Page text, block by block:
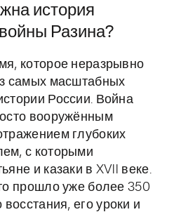
история
Разина?
которое неразрывно
самых масштабных
России. Война
вооружённым
глубоких
с которыми
и казаки в XVII веке.
прошло уже более 350
восстания, его уроки и